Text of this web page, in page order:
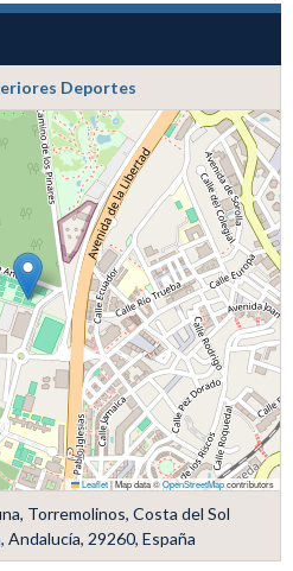
Deportes
Leaflet|Map data ©OpenStreetMapcontributors
Torremolinos, Costa del Sol
Andalucía, 29260, España